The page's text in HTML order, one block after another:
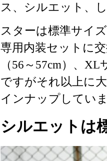
ス、シルエット、
スターは標準サイ
専用内装セットに
（56～57cm）、
ですがそれ以上に
インナップしてい
シルエットは